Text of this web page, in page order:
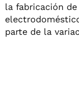
la fabricación
parte de la